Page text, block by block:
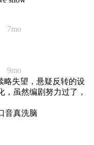
7mo
9mo
略失望，悬疑反转的设
虽然编剧努力过了，
音真洗脑